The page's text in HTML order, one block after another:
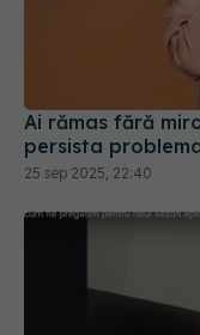
Ai rămas fără
persista
25 sep 2025, 22:40